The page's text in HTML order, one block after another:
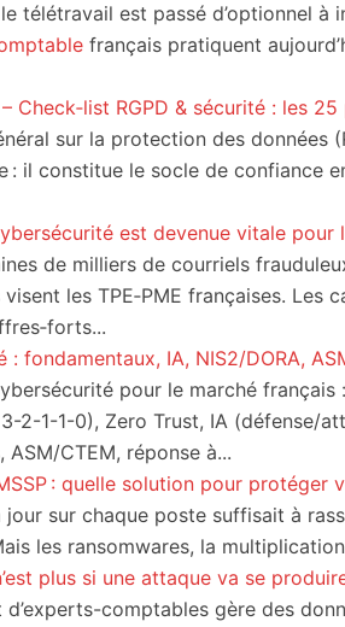
télétravail est passé d’optionnel à
français pratiquent
Check‑list RGPD & sécurité : les
sur la protection des données
: il constitue le socle de confiance
est devenue vitale pour
de milliers de courriels
les TPE‑PME françaises. Les
: fondamentaux, IA, NIS2/DORA,
pour le marché français
3-2-1-1-0), Zero Trust, IA (défense/
ASM/CTEM, réponse à...
: quelle solution pour protéger
jour sur chaque poste suffisait à
les ransomwares, la
plus si une attaque va se
comptables gère des